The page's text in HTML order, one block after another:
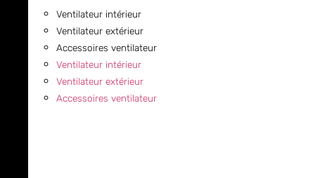
Ventilateur intérieur
Ventilateur extérieur
Accessoires ventilateur
Ventilateur intérieur
Ventilateur extérieur
Accessoires ventilateur